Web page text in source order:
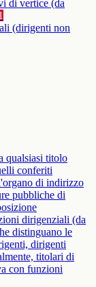
di vertice (da
(dirigenti non
qualsiasi titolo
conferiti
di indirizzo
pubbliche di
dirigenziali (da
distinguano le
dirigenti
titolari di
con funzioni